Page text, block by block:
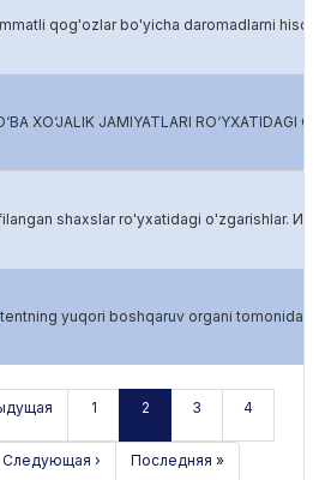
qog'ozlar bo'yicha daromadlarni
XO‘JALIK JAMIYATLARI
shaxslar ro'yxatidagi o'zgarishlar.
yuqori boshqaruv organi tomonidan
1 2 3 4
Следующая › Последняя »